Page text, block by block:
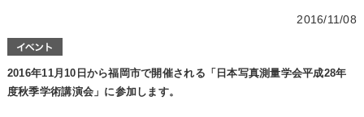
2016/11/08
2016年11月10日から福岡市で開催される「日本写真測量学会平成28年
度秋季学術講演会」に参加します。